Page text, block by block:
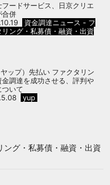
フードサービス、日京クリエ
合併
資金調達ニュース - フ
リング・私募債・融資・出資
ップ）先払い ファクタリン
金調達を成功させる、評判や
ついて
yup
グ・私募債・融資・出資